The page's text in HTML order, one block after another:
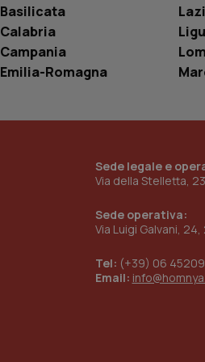
Basilicata
Calabria
Campania
Emilia-Romagna
Sede legale e
Via della Stelletta,
Sede operativa:
Via Luigi Galvani,
Tel: (+39) 06 45209
Email: